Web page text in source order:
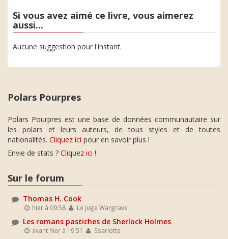
Si vous avez aimé ce livre, vous aimerez
aussi...
Aucune suggestion pour l'instant.
Polars Pourpres
Polars Pourpres est une base de données communautaire sur
les polars et leurs auteurs, de tous styles et de toutes
nationalités. Cliquez ici pour en savoir plus !
Envie de stats ? Cliquez ici !
Sur le forum
Thomas H. Cook
hier à 09:58 Le Juge Wargrave
Les romans pastiches de Sherlock Holmes
avant hier à 19:51 Ssarlotte